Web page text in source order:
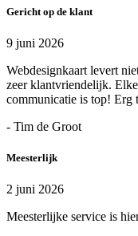
Gericht op de klant
9 juni 2026
Webdesignkaart levert
zeer klantvriendelijk.
communicatie is top! Erg
- Tim de Groot
Meesterlijk
2 juni 2026
Meesterlijke service is